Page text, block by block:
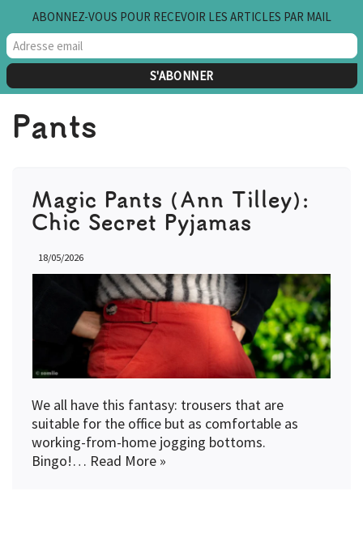
Skip
to
Pants
Magic Pants (Ann Tilley):
Chic Secret Pyjamas
18/05/2026
We all have this fantasy: trousers that are
suitable for the office but as comfortable as
working-from-home jogging bottoms.
Bingo!… Read More »
ABONNEZ-VOUS POUR RECEVOIR LES ARTICLES PAR MAIL